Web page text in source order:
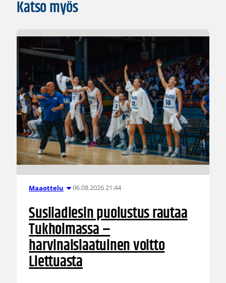
Katso myös
Maaottelu 06.08.2026 21:44
Susiladiesin puolustus rautaa
Tukholmassa –
harvinaislaatuinen voitto
Liettuasta